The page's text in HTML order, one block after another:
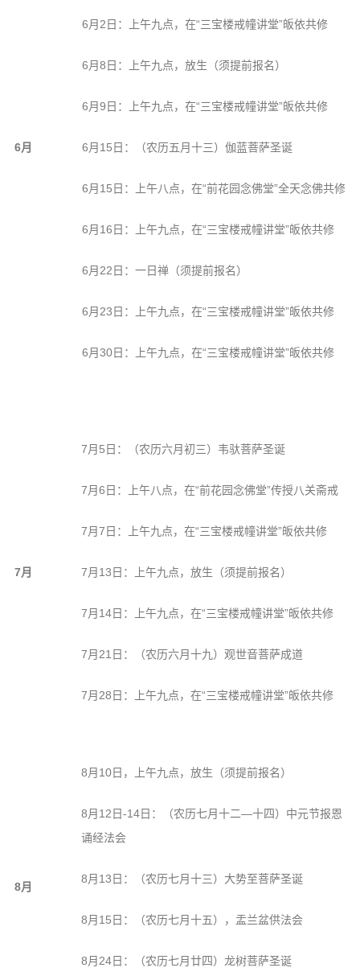
6月
6月2日：上午九点，在“三宝楼戒幢讲堂”皈依共修
6月8日：上午九点，放生（须提前报名）
6月9日：上午九点，在“三宝楼戒幢讲堂”皈依共修
6月15日：（农历五月十三）伽蓝菩萨圣诞
6月15日：上午八点，在“前花园念佛堂”全天念佛共修
6月16日：上午九点，在“三宝楼戒幢讲堂”皈依共修
6月22日：一日禅（须提前报名）
6月23日：上午九点，在“三宝楼戒幢讲堂”皈依共修
6月30日：上午九点，在“三宝楼戒幢讲堂”皈依共修
7月
7月5日：（农历六月初三）韦驮菩萨圣诞
7月6日：上午八点，在“前花园念佛堂”传授八关斋戒
7月7日：上午九点，在“三宝楼戒幢讲堂”皈依共修
7月13日：上午九点，放生（须提前报名）
7月14日：上午九点，在“三宝楼戒幢讲堂”皈依共修
7月21日：（农历六月十九）观世音菩萨成道
7月28日：上午九点，在“三宝楼戒幢讲堂”皈依共修
8月
8月10日，上午九点，放生（须提前报名）
8月12日-14日：（农历七月十二—十四）中元节报恩
诵经法会
8月13日：（农历七月十三）大势至菩萨圣诞
8月15日：（农历七月十五），盂兰盆供法会
8月24日：（农历七月廿四）龙树菩萨圣诞